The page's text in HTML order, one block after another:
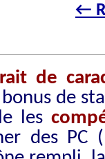
←
de
de
les
des PC